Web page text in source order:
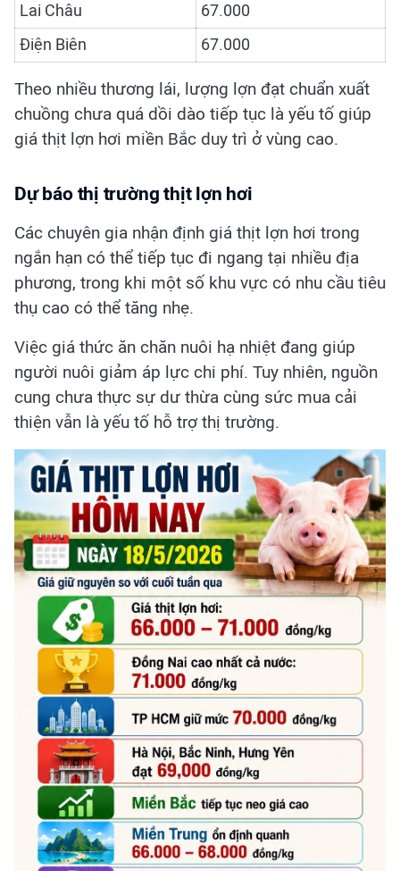
Lai Châu
67.000
Điện Biên
67.000
Theo nhiều thương lái, lượng lợn đạt chuẩn xuất
chuồng chưa quá dồi dào tiếp tục là yếu tố giúp
giá thịt lợn hơi miền Bắc duy trì ở vùng cao.
Dự báo thị trường thịt lợn hơi
Các chuyên gia nhận định giá thịt lợn hơi trong
ngắn hạn có thể tiếp tục đi ngang tại nhiều địa
phương, trong khi một số khu vực có nhu cầu tiêu
thụ cao có thể tăng nhẹ.
Việc giá thức ăn chăn nuôi hạ nhiệt đang giúp
người nuôi giảm áp lực chi phí. Tuy nhiên, nguồn
cung chưa thực sự dư thừa cùng sức mua cải
thiện vẫn là yếu tố hỗ trợ thị trường.